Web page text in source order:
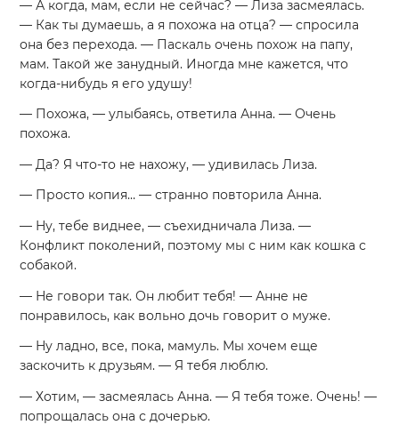
— А когда, мам, если не сейчас? — Лиза засмеялась.
— Как ты думаешь, а я похожа на отца? — спросила
она без перехода. — Паскаль очень похож на папу,
мам. Такой же занудный. Иногда мне кажется, что
когда-нибудь я его удушу!
— Похожа, — улыбаясь, ответила Анна. — Очень
похожа.
— Да? Я что-то не нахожу, — удивилась Лиза.
— Просто копия… — странно повторила Анна.
— Ну, тебе виднее, — съехидничала Лиза. —
Конфликт поколений, поэтому мы с ним как кошка с
собакой.
— Не говори так. Он любит тебя! — Анне не
понравилось, как вольно дочь говорит о муже.
— Ну ладно, все, пока, мамуль. Мы хочем еще
заскочить к друзьям. — Я тебя люблю.
— Хотим, — засмеялась Анна. — Я тебя тоже. Очень! —
попрощалась она с дочерью.